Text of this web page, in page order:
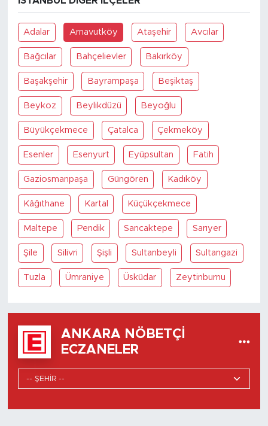
Adalar Arnavutköy Ataşehir Avcılar
Bağcılar Bahçelievler Bakırköy
Başakşehir Bayrampaşa Beşiktaş
Beykoz Beylikdüzü Beyoğlu
Büyükçekmece Çatalca Çekmeköy
Esenler Esenyurt Eyüpsultan Fatih
Gaziosmanpaşa Güngören Kadıköy
Kâğıthane Kartal Küçükçekmece
Maltepe Pendik Sancaktepe Sarıyer
Şile Silivri Şişli Sultanbeyli Sultangazi
Tuzla Ümraniye Üsküdar Zeytinburnu
ANKARA NÖBETÇI
ECZANELER